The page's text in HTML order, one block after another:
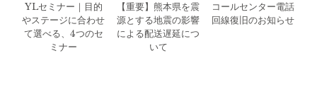
YLセミナー｜目的
やステージに合わせ
て選べる、4つのセ
ミナー
【重要】熊本県を震
源とする地震の影響
による配送遅延につ
いて
コールセンター電話
回線復旧のお知らせ